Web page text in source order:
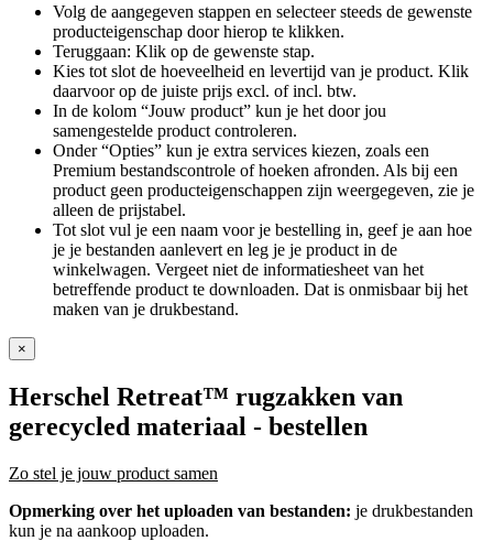
Volg de aangegeven stappen en selecteer steeds de gewenste
producteigenschap door hierop te klikken.
Teruggaan: Klik op de gewenste stap.
Kies tot slot de hoeveelheid en levertijd van je product. Klik
daarvoor op de juiste prijs excl. of incl. btw.
In de kolom “Jouw product” kun je het door jou
samengestelde product controleren.
Onder “Opties” kun je extra services kiezen, zoals een
Premium bestandscontrole of hoeken afronden. Als bij een
product geen producteigenschappen zijn weergegeven, zie je
alleen de prijstabel.
Tot slot vul je een naam voor je bestelling in, geef je aan hoe
je je bestanden aanlevert en leg je je product in de
winkelwagen. Vergeet niet de informatiesheet van het
betreffende product te downloaden. Dat is onmisbaar bij het
maken van je drukbestand.
×
Herschel Retreat™ rugzakken van
gerecycled materiaal - bestellen
Zo stel je jouw product samen
Opmerking over het uploaden van bestanden: je drukbestanden
kun je na aankoop uploaden.